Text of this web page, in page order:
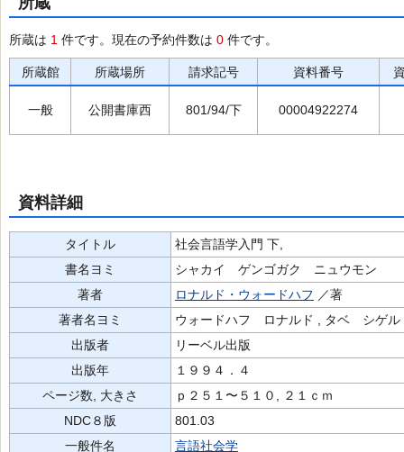
所蔵は 1 件です。現在の予約件数は 0 件です。
所蔵館 所蔵場所 請求記号 資料番号
一般 公開書庫西 801/94/下 00004922274
資料詳細
タイトル
社会言語学入門 下,
書名ヨミ
シャカイ ゲンゴガク ニュウモン
著者
ロナルド・ウォードハフ ／著
著者名ヨミ
ウォードハフ ロナルド , タベ シゲ
出版者
リーベル出版
出版年
１９９４．４
ページ数, 大きさ
ｐ２５１〜５１０, ２１ｃｍ
NDC８版
801.03
一般件名
言語社会学